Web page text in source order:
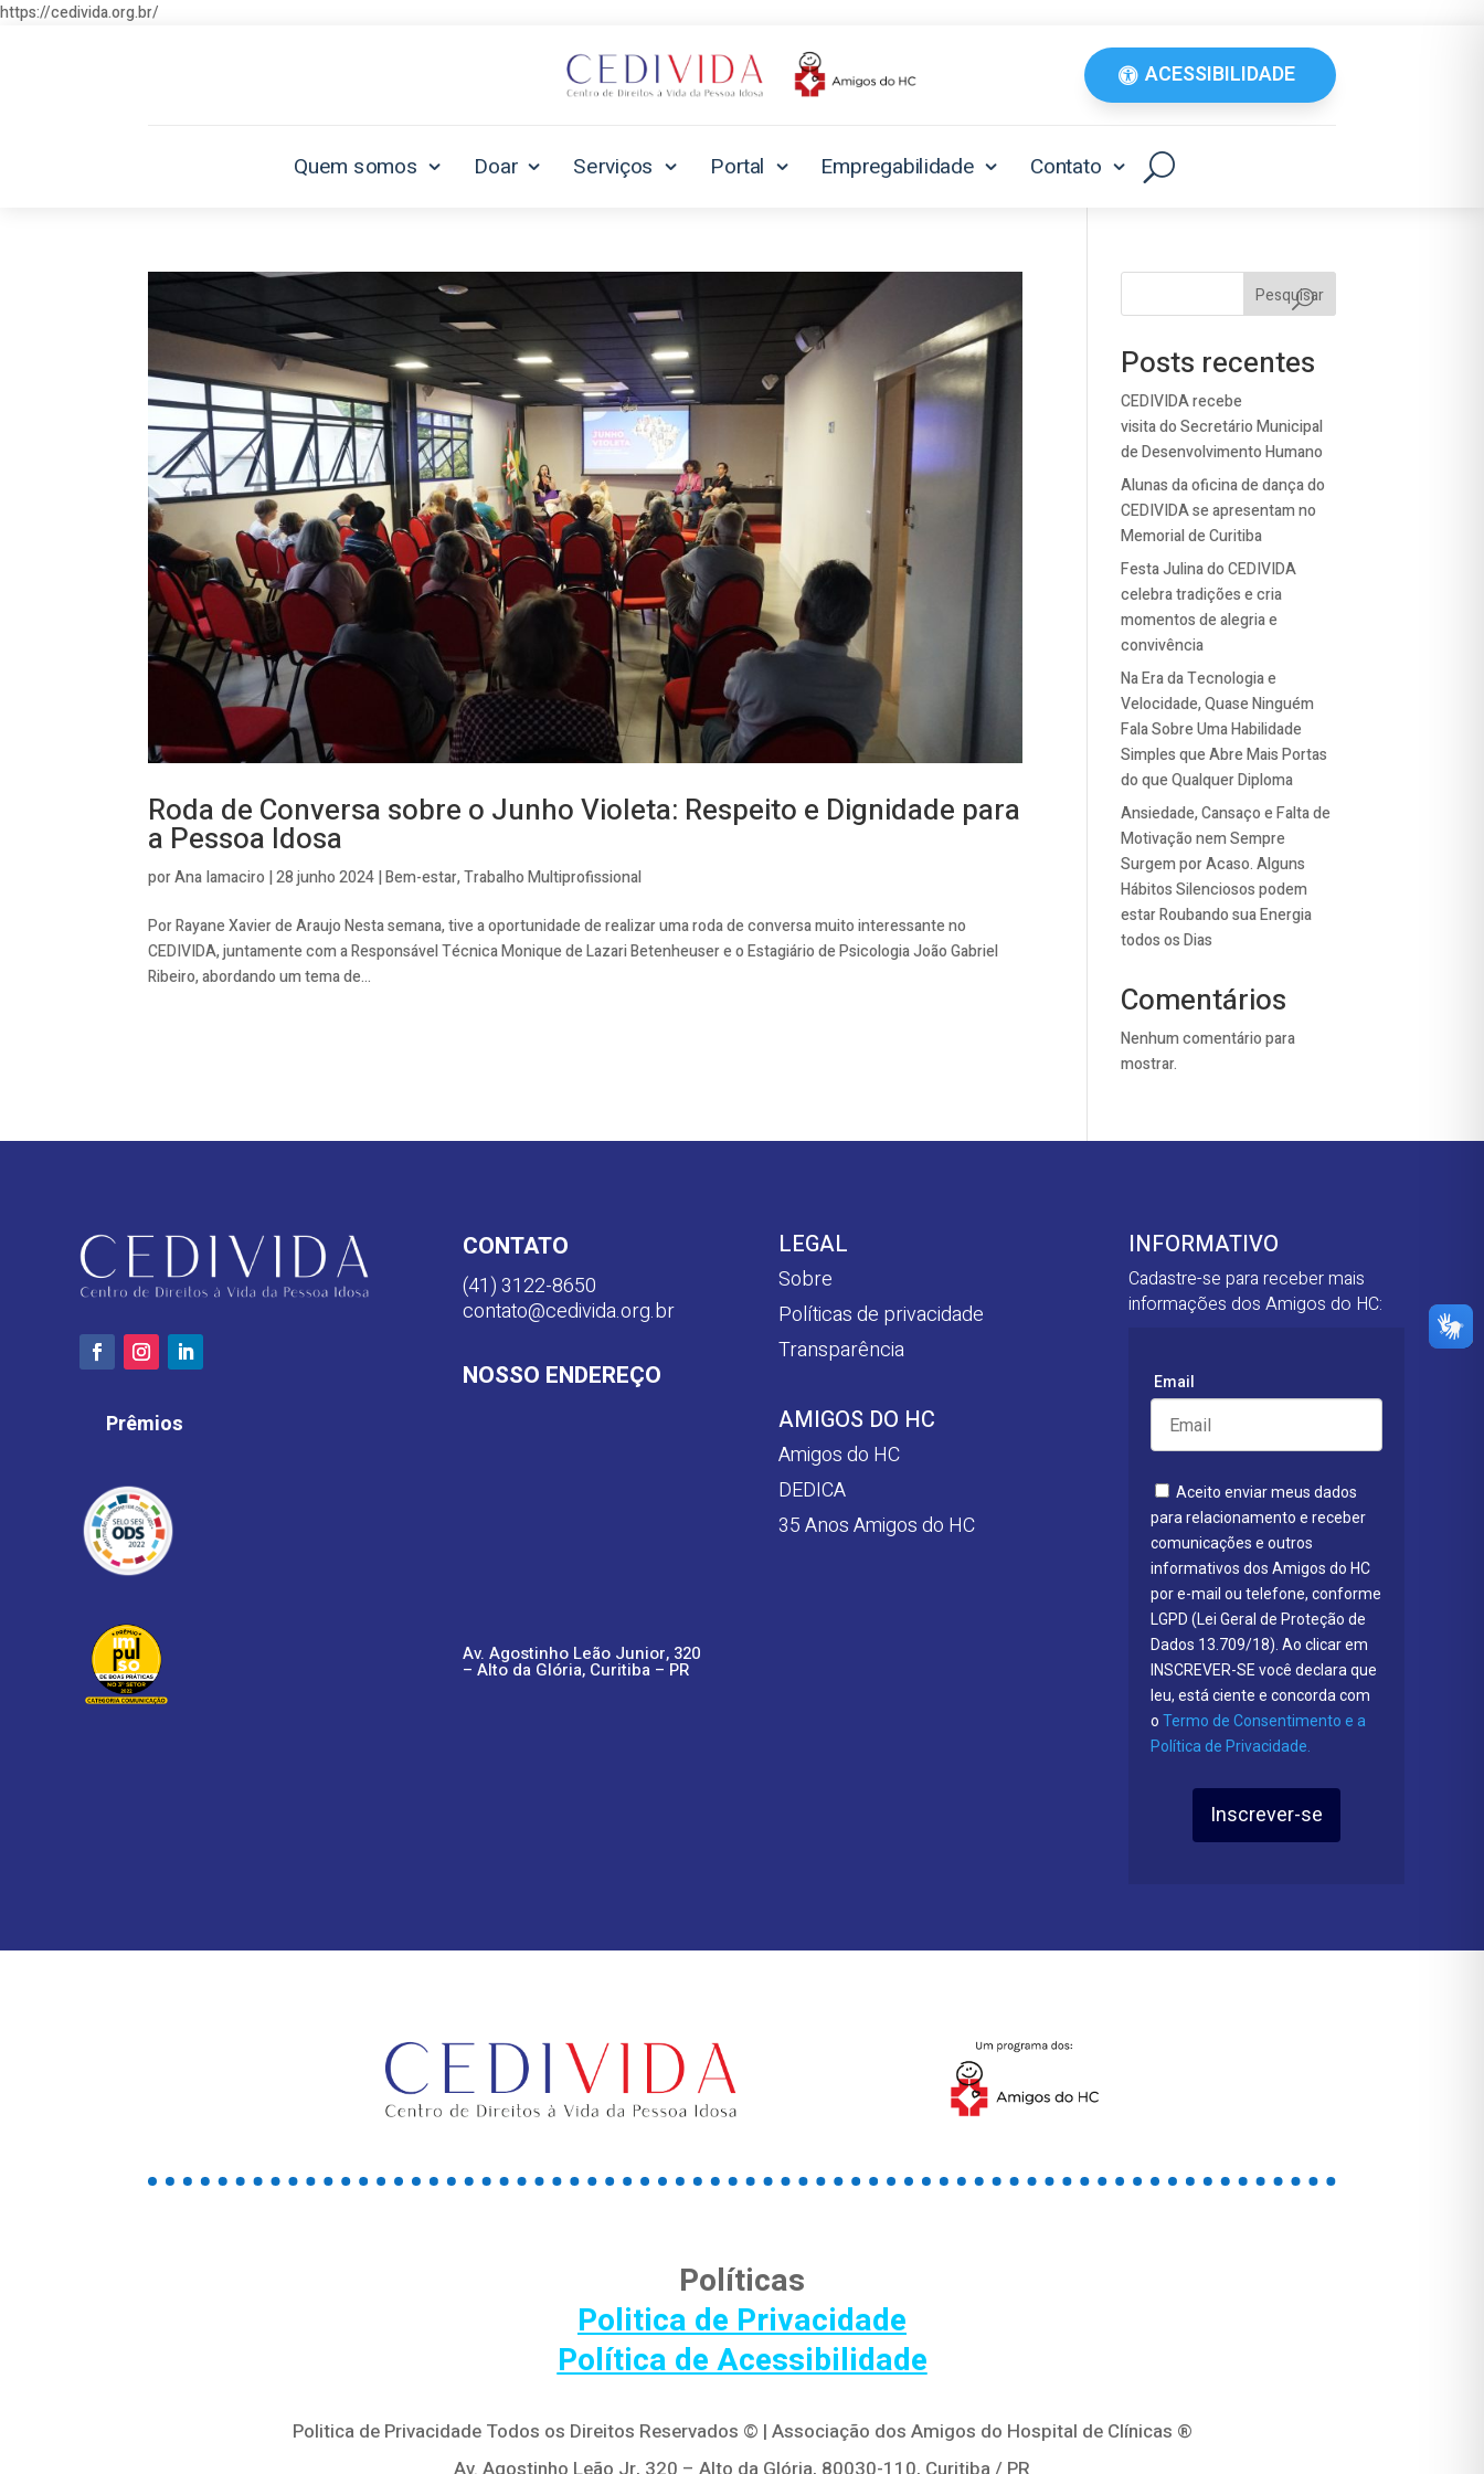
https://cedivida.org.br/
ACESSIBILIDADE
Quem somos Doar Serviços Portal Empregabilidade Contato
Roda de Conversa sobre o Junho Violeta: Respeito e Dignidade para
a Pessoa Idosa
porAna Iamaciro |28 junho 2024|Bem-estar,Trabalho Multiprofissional
Por Rayane Xavier de Araujo Nesta semana, tive a oportunidade de realizar uma roda de conversa muito interessante no
CEDIVIDA, juntamente com a Responsável Técnica Monique de Lazari Betenheuser e o Estagiário de Psicologia João Gabriel
Ribeiro, abordando um tema de...
Pesquisar
Posts recentes
CEDIVIDA recebe
visita do Secretário Municipal
de Desenvolvimento Humano
Alunas da oficina de dança do
CEDIVIDA se apresentam no
Memorial de Curitiba
Festa Julina do CEDIVIDA
celebra tradições e cria
momentos de alegria e
convivência
Na Era da Tecnologia e
Velocidade, Quase Ninguém
Fala Sobre Uma Habilidade
Simples que Abre Mais Portas
do que Qualquer Diploma
Ansiedade, Cansaço e Falta de
Motivação nem Sempre
Surgem por Acaso. Alguns
Hábitos Silenciosos podem
estar Roubando sua Energia
todos os Dias
Comentários
Nenhum comentário para
mostrar.
Prêmios
CONTATO
(41) 3122-8650
contato@cedivida.org.br
NOSSO ENDEREÇO
Av. Agostinho Leão Junior, 320
– Alto da Glória, Curitiba – PR
LEGAL
Sobre
Políticas de privacidade
Transparência
AMIGOS DO HC
Amigos do HC
DEDICA
35 Anos Amigos do HC
INFORMATIVO
Cadastre-se para receber mais
informações dos Amigos do HC:
Email
Aceito enviar meus dados
para relacionamento e receber
comunicações e outros
informativos dos Amigos do HC
por e-mail ou telefone, conforme
LGPD (Lei Geral de Proteção de
Dados 13.709/18). Ao clicar em
INSCREVER-SE você declara que
leu, está ciente e concorda com
o Termo de Consentimento e a
Política de Privacidade.
Inscrever-se
Políticas
Politica de Privacidade
Política de Acessibilidade
Politica de Privacidade Todos os Direitos Reservados © | Associação dos Amigos do Hospital de Clínicas ®